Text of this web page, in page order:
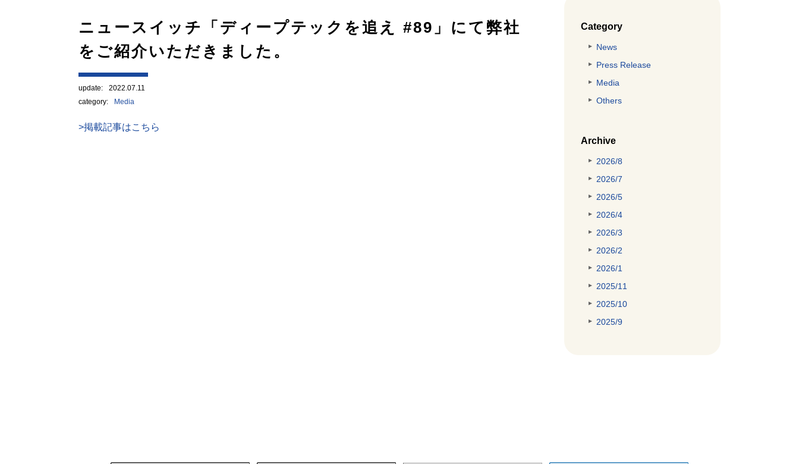
ニュースイッチ「ディープテックを追え #89」にて弊社
をご紹介いただきました。
update:
2022.07.11
category:
Media
>掲載記事はこちら
Category
News
Press Release
Media
Others
Archive
2026/8
2026/7
2026/5
2026/4
2026/3
2026/2
2026/1
2025/11
2025/10
2025/9